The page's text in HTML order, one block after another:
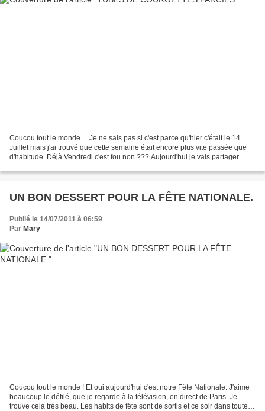
Coucou tout le monde ... Je ne sais pas si c'est parce qu'hier c'était le 14
Juillet mais j'ai trouvé que cette semaine était encore plus vite passée que
d'habitude. Déjà Vendredi c'est fou non ??? Aujourd'hui je vais partager
UN BON DESSERT POUR LA FÊTE NATIONALE.
Publié le 14/07/2011 à 06:59
Par Mary
Coucou tout le monde ! Et oui aujourd'hui c'est notre Fête Nationale. J'aime
beaucoup le défilé, que je regarde à la télévision, en direct de Paris. Je
trouve cela trés beau. Les habits de fête sont de sortis et ce soir dans toute la